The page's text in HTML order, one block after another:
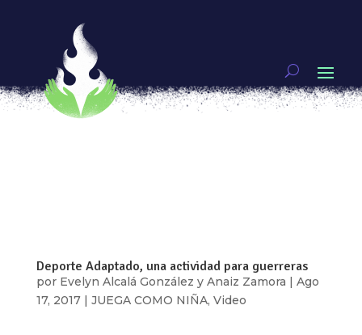
Vivir a tope: Triatletas mexicanas
porVoces de Mujeres
VOCES DE
MUJERES
Esta es la historia de tres mujeres poblanas
Deporte Adaptado, una actividad para guerreras
por Evelyn Alcalá González y Anaiz Zamora | Ago
17, 2017| JUEGA COMO NIÑA, Video